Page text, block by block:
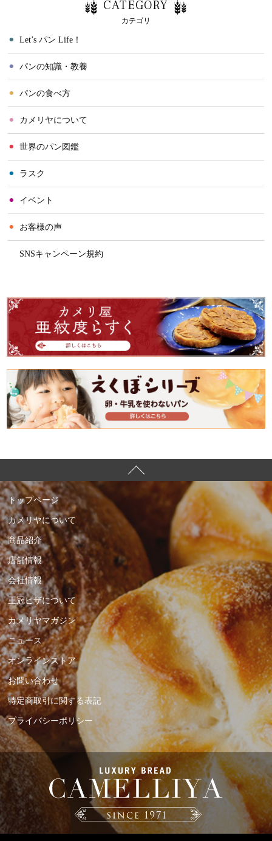
CATEGORY
カテゴリ
⚫︎ Let’s パン Life！
⚫︎ パンの知識・教養
⚫︎ パンの食べ方
⚫︎ カメリヤについて
⚫︎ 世界のパン図鑑
⚫︎ ラスク
⚫︎ イベント
⚫︎ お客様の声
SNSキャンペーン規約
トップページ
カメリヤについて
商品紹介
店舗情報
会社情報
王冠ピザについて
カメリヤマガジン
ニュース
オンラインストア
お問い合わせ
特定商取引に関する表記
プライバシーポリシー